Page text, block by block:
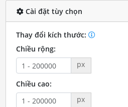
Cài đặt tùy chọn
Thay đổi kích thước:
Chiều rộng:
px
Chiều cao:
px